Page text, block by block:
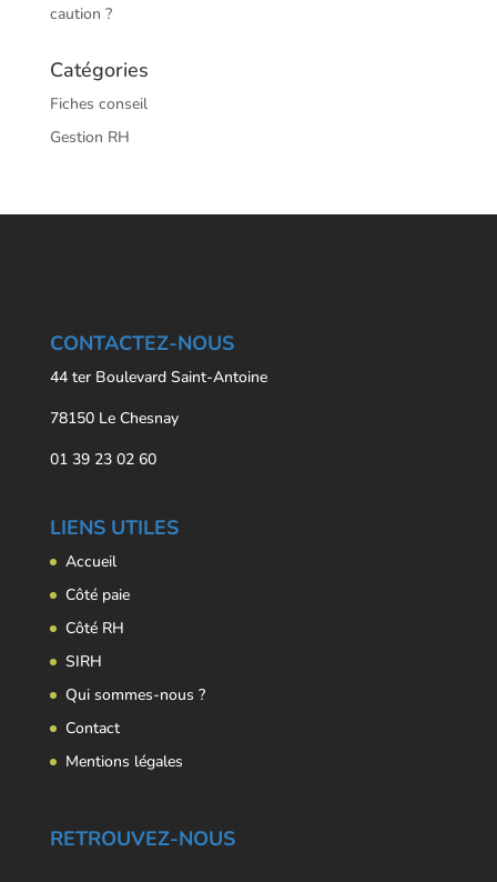
caution ?
Catégories
Fiches conseil
Gestion RH
CONTACTEZ-NOUS
44 ter Boulevard Saint-Antoine
78150 Le Chesnay
01 39 23 02 60
LIENS UTILES
Accueil
Côté paie
Côté RH
SIRH
Qui sommes-nous ?
Contact
Mentions légales
RETROUVEZ-NOUS